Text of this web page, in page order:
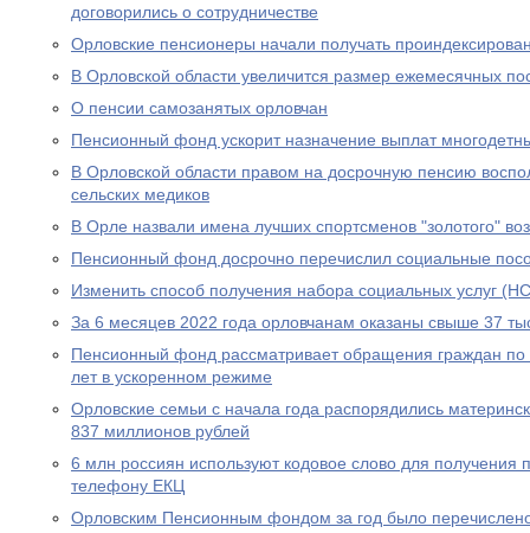
договорились о сотрудничестве
Орловские пенсионеры начали получать
В Орловской области увеличится размер ежемесячных
О пенсии самозанятых орловчан
Пенсионный фонд ускорит назначение выплат
В Орловской области правом на досрочную пенсию
сельских медиков
В Орле назвали имена лучших спортсменов "золотого"
Пенсионный фонд досрочно перечислил социальные
Изменить способ получения набора социальных услуг
За 6 месяцев 2022 года орловчанам оказаны свыше 37
Пенсионный фонд рассматривает обращения граждан по
лет в ускоренном режиме
Орловские семьи с начала года распорядились
837 миллионов рублей
6 млн россиян используют кодовое слово для получения
телефону ЕКЦ
Орловским Пенсионным фондом за год было